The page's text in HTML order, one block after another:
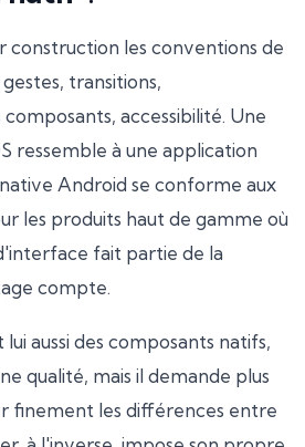
construction les conventions de
transitions,
accessibilité. Une
ressemble à une application
Android se conforme aux
les produits haut de gamme où
fait partie de la
compte.
aussi des composants natifs,
qualité, mais il demande plus
finement les différences entre